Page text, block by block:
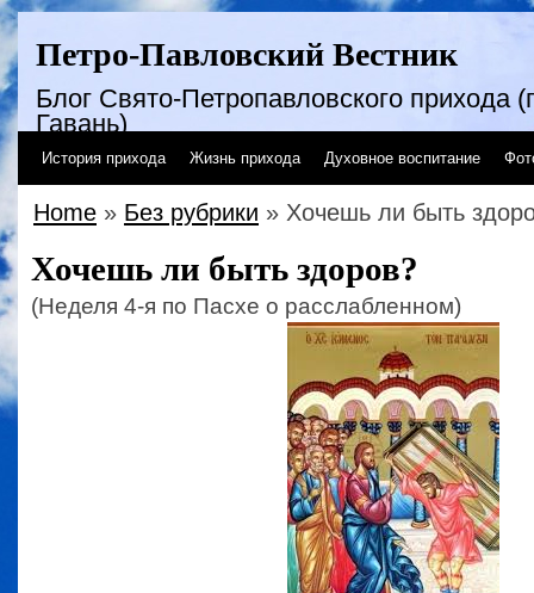
Петро-Павловский Вестник
Блог Свято-Петропавловского прихода
Гавань)
История прихода Жизнь прихода Духовное воспитание
Home » Без рубрики » Хочешь ли быть
Хочешь ли быть здоров?
(Неделя 4-я по Пасхе о расслабленном)